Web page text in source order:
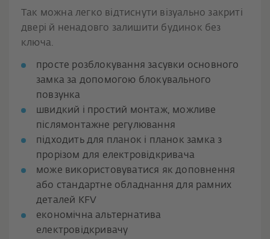
Так можна легко відтиснути візуально закриті
двері й ненадовго залишити будинок без
ключа.
просте розблокування засувки основного
замка за допомогою блокувального
повзунка
швидкий і простий монтаж, можливе
післямонтажне регулювання
підходить для планок і планок замка з
прорізом для електровідкривача
може використовуватися як доповнення
або стандартне обладнання для рамних
деталей KFV
економічна альтернатива
електровідкривачу